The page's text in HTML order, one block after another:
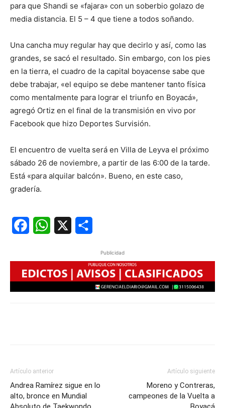
para que Shandi se «fajara» con un soberbio golazo de
media distancia. El 5 – 4 que tiene a todos soñando.
Una cancha muy regular hay que decirlo y así, como las
grandes, se sacó el resultado. Sin embargo, con los pies
en la tierra, el cuadro de la capital boyacense sabe que
debe trabajar, «el equipo se debe mantener tanto física
como mentalmente para lograr el triunfo en Boyacá»,
agregó Ortiz en el final de la transmisión en vivo por
Facebook que hizo Deportes Survisión.
El encuentro de vuelta será en Villa de Leyva el próximo
sábado 26 de noviembre, a partir de las 6:00 de la tarde.
Está «para alquilar balcón». Bueno, en este caso,
gradería.
FacebookWhatsApp
Publicidad
Artículo anterior
Andrea Ramírez sigue en lo
alto, bronce en Mundial
Artículo siguiente
Moreno y Contreras,
campeones de la Vuelta a